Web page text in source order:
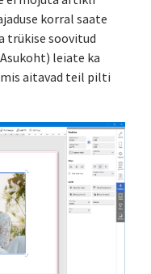
korral saate
trükise soovitud
leiate ka
aitavad teil pilti